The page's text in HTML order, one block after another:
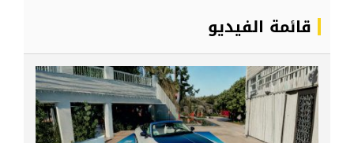
قائمة الفيديو